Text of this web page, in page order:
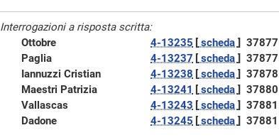
Interrogazioni a risposta scritta:
Ottobre
4-13235 [ scheda ] 37877
Paglia
4-13237 [ scheda ] 37877
Iannuzzi Cristian
4-13238 [ scheda ] 37878
Maestri Patrizia
4-13241 [ scheda ] 37880
Vallascas
4-13243 [ scheda ] 37881
Dadone
4-13245 [ scheda ] 37881